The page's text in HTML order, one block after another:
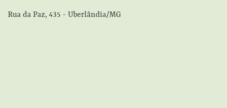
Rua da Paz, 435 - Uberlândia/MG